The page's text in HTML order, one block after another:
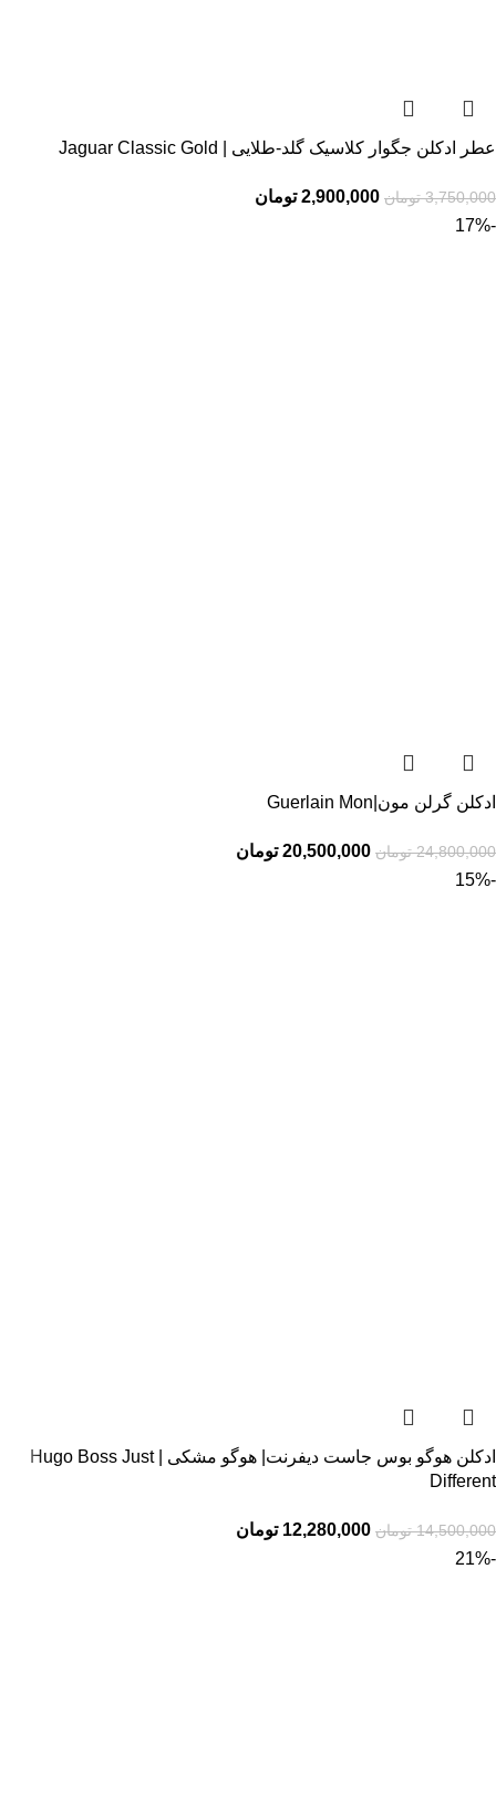
عطر ادکلن جگوار کلاسیک گلد-طلایی | Jaguar Classic Gold
3,750,000 تومان 2,900,000 تومان
-17%
ادکلن گرلن مون|Guerlain Mon
24,800,000 تومان 20,500,000 تومان
-15%
ادکلن هوگو بوس جاست دیفرنت| هوگو مشکی | Hugo Boss Just
Different
14,500,000 تومان 12,280,000 تومان
-21%